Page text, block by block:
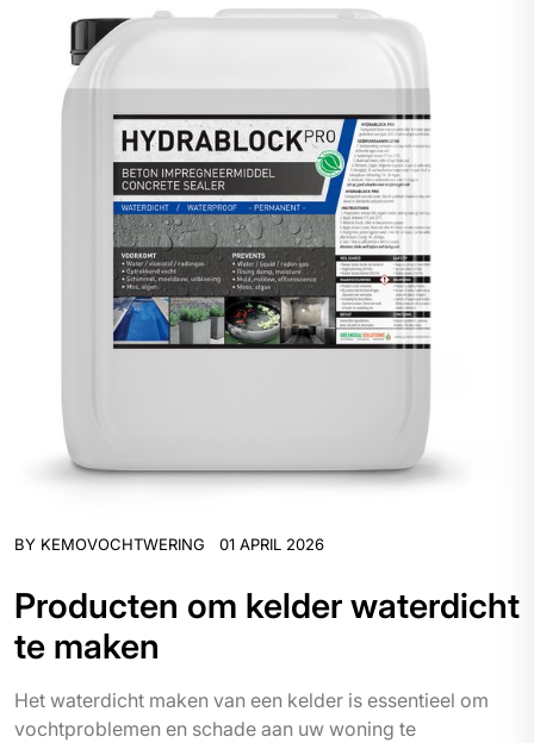
BY KEMOVOCHTWERING 01 APRIL 2026
Producten om kelder waterdicht
te maken
Het waterdicht maken van een kelder is essentieel om
vochtproblemen en schade aan uw woning te